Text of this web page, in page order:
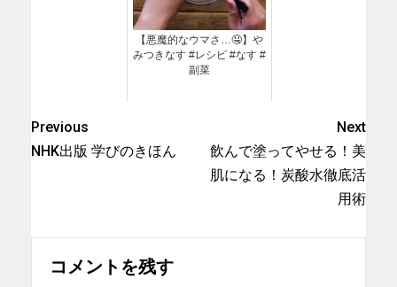
【悪魔的なウマさ…🤤】や
みつきなす #レシピ #なす #
副菜
Previous
NHK出版 学びのきほん
Next
飲んで塗ってやせる！美
肌になる！炭酸水徹底活
用術
コメントを残す